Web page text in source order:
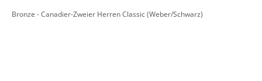
Bronze - Canadier-Zweier Herren Classic (Weber/Schwarz)